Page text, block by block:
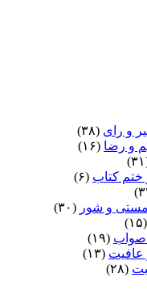
و رای (۳۸)
و رضا (۱۶)
ختم کتاب (۶)
و شور (۳۰)
(۱۵)
صواب (۱۹)
عافیت (۱۳)
(۲۸)